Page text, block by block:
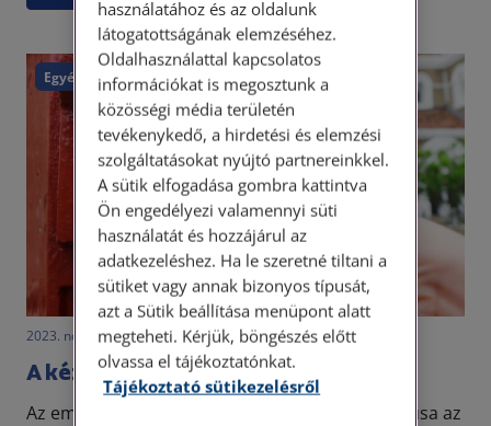
Egyéb
2023. november 7. • LegitiMoadmin
A kézbesítés szabályai érthetően
Az emberi kommunikáció legfontosabb aspektusa az
használatához és az oldalunk
látogatottságának elemzéséhez.
Oldalhasználattal kapcsolatos
információkat is megosztunk a
közösségi média területén
tevékenykedő, a hirdetési és elemzési
szolgáltatásokat nyújtó partnereinkkel.
A sütik elfogadása gombra kattintva
Ön engedélyezi valamennyi süti
használatát és hozzájárul az
adatkezeléshez. Ha le szeretné tiltani a
sütiket vagy annak bizonyos típusát,
azt a Sütik beállítása menüpont alatt
megteheti. Kérjük, böngészés előtt
olvassa el tájékoztatónkat.
Tájékoztató sütikezelésről